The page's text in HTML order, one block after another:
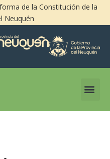
de la Constitución de la
Neuquén